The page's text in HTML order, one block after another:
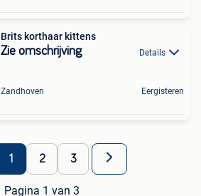
Brits korthaar kittens
Zie omschrijving Details
Zandhoven Eergisteren
1 2 3
Pagina 1 van 3